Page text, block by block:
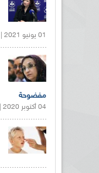
01 يونيو 2021 |
مفضوحة
04 أكتوبر 2020 |